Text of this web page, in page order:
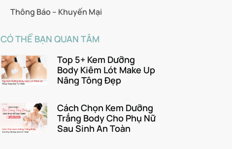
Thông Báo – Khuyến Mại
CÓ THỂ BẠN QUAN TÂM
Top 5+ Kem Dưỡng
Body Kiêm Lót Make Up
Nâng Tông Đẹp
Cách Chọn Kem Dưỡng
Trắng Body Cho Phụ Nữ
Sau Sinh An Toàn